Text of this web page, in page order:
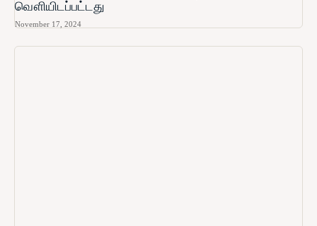
வௌியிடப்பட்டது
November 17, 2024